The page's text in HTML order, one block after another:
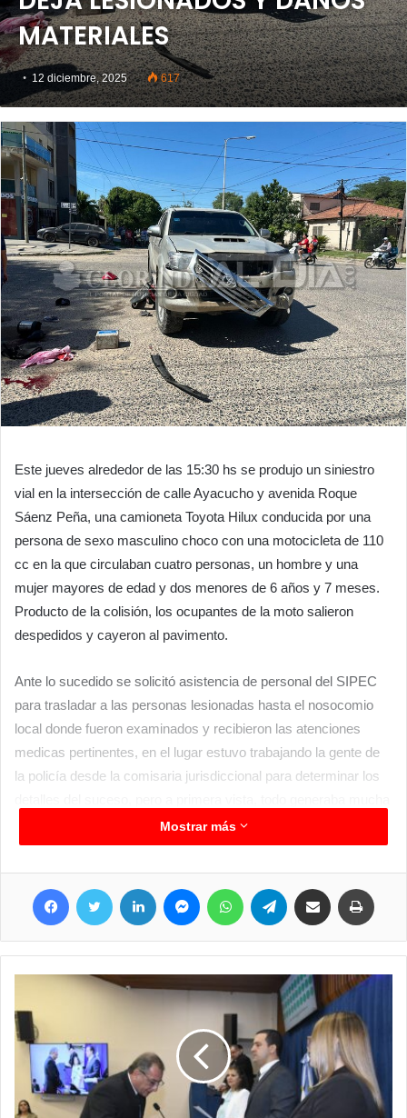
MATERIALES
12 diciembre, 2025 617
Este jueves alrededor de las 15:30 hs se produjo un siniestro
vial en la intersección de calle Ayacucho y avenida Roque
Sáenz Peña, una camioneta Toyota Hilux conducida por una
persona de sexo masculino choco con una motocicleta de 110
cc en la que circulaban cuatro personas, un hombre y una
mujer mayores de edad y dos menores de 6 años y 7 meses.
Producto de la colisión, los ocupantes de la moto salieron
despedidos y cayeron al pavimento.
Ante lo sucedido se solicitó asistencia de personal del SIPEC
para trasladar a las personas lesionadas hasta el nosocomio
local donde fueron examinados y recibieron las atenciones
medicas pertinentes, en el lugar estuvo trabajando la gente de
la policía desde la comisaria jurisdiccional para determinar los
impresión por la forma en que quedo la motocicleta, literalmente
debajo de la camioneta. Pero tampoco podemos obviar que en
la moto circulaban cuatro personas, entre ellas dos menores.
Mostrar más